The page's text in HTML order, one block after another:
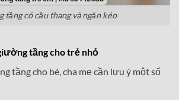
tầng có cầu thang và ngăn kéo
tầng cho trẻ nhỏ
tầng cho bé, cha mẹ cần lưu ý một số